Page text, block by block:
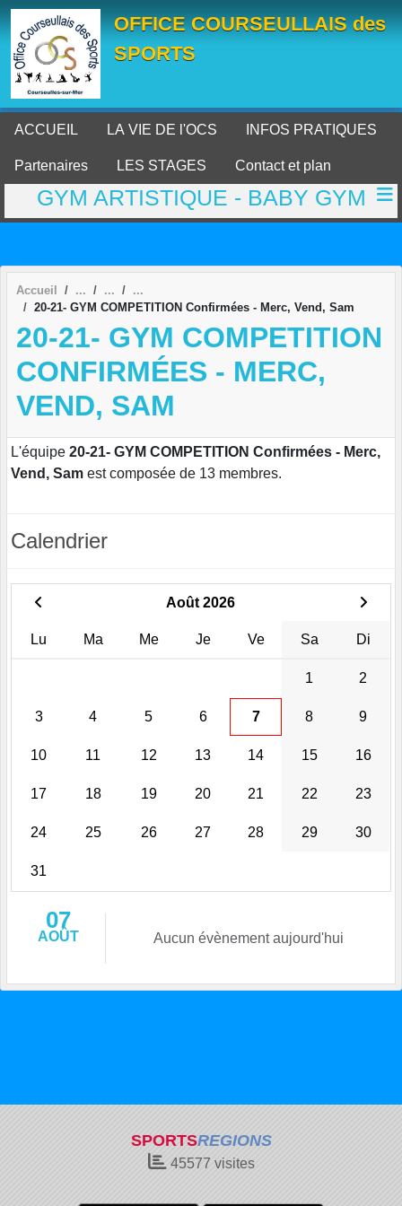
OFFICE COURSEULLAIS des
SPORTS
ACCUEIL LA VIE DE l'OCS INFOS PRATIQUES
Partenaires LES STAGES Contact et plan
GYM ARTISTIQUE - BABY GYM
Accueil
20-21- GYM COMPETITION Confirmées - Merc, Vend, Sam
20-21- GYM COMPETITION
CONFIRMÉES - MERC,
VEND, SAM
L'équipe 20-21- GYM COMPETITION Confirmées - Merc,
Vend, Sam est composée de 13 membres.
Calendrier
Août 2026
Lu Ma Me Je Ve Sa Di
1 2
3 4 5 6 7 8 9
10 11 12 13 14 15 16
17 18 19 20 21 22 23
24 25 26 27 28 29 30
31
07
AOÛT Aucun évènement aujourd'hui
SPORTSREGIONS
45577 visites
Panneau de gestion des cookies